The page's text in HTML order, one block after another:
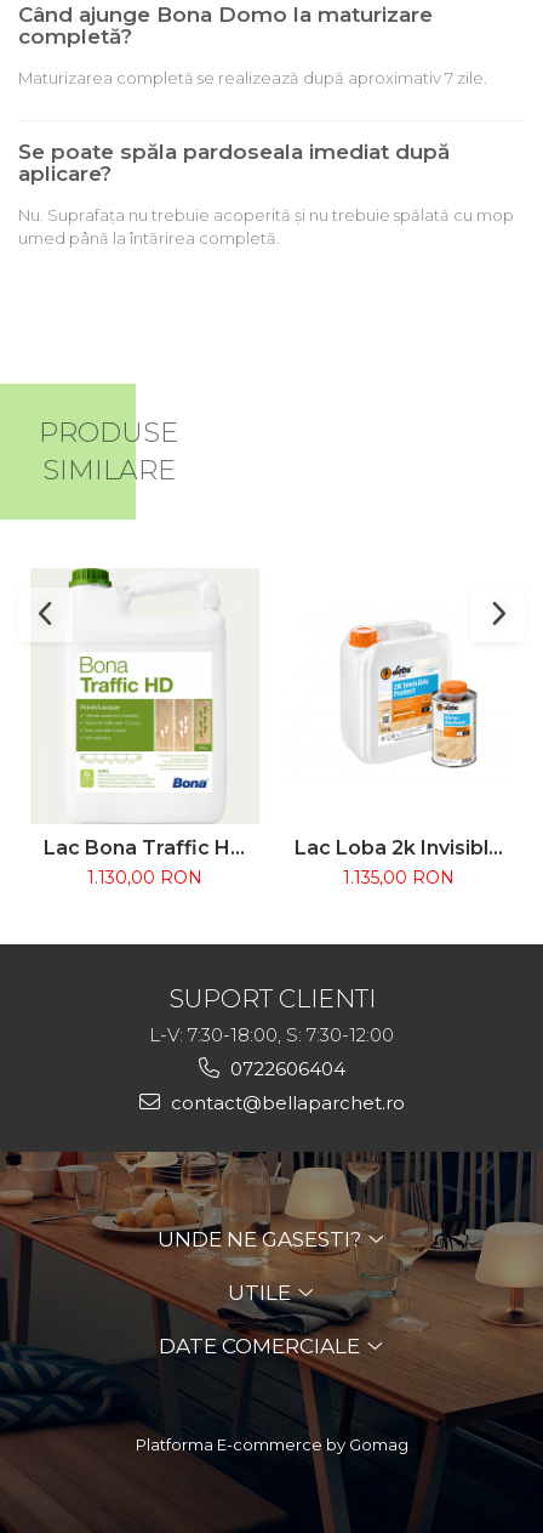
Când ajunge Bona Domo la maturizare
completă?
Maturizarea completă se realizează după aproximativ 7 zile.
Se poate spăla pardoseala imediat după
aplicare?
Nu. Suprafața nu trebuie acoperită și nu trebuie spălată cu mop
umed până la întărirea completă.
PRODUSE
SIMILARE
Lac Bona Traffic HD
4.95L - Bicomponent
1.130,00 RON
Lac Loba 2k Invisible
Protect A.T.
1.135,00 RON
SUPORT CLIENTI
L-V: 7:30-18:00, S: 7:30-12:00
0722606404
contact@bellaparchet.ro
UNDE NE GASESTI?
UTILE
DATE COMERCIALE
Platforma E-commerce by Gomag